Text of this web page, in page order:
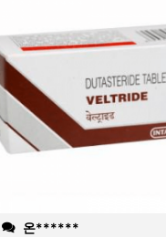
온******